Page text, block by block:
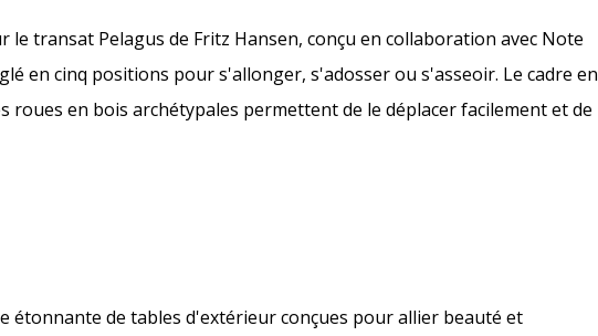
transat Pelagus de Fritz Hansen, conçu en collaboration avec Note
en cinq positions pour s'allonger, s'adosser ou s'asseoir. Le cadre en
roues en bois archétypales permettent de le déplacer facilement et de
étonnante de tables d'extérieur conçues pour allier beauté et